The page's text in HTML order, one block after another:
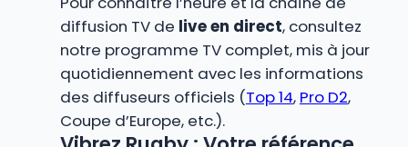
diffusion TV de live en direct, consultez
notre programme TV complet, mis à jour
quotidiennement avec les informations
des diffuseurs officiels (Top 14, Pro D2,
Coupe d’Europe, etc.).